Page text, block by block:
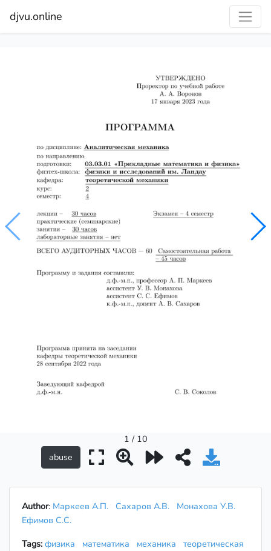
djvu.online
1 / 10
Author: Маркеев А.П. Сахаров А.В.
Монахова У.В.
Ефимов С.С.
Tags: физика математика механика
теоретическая